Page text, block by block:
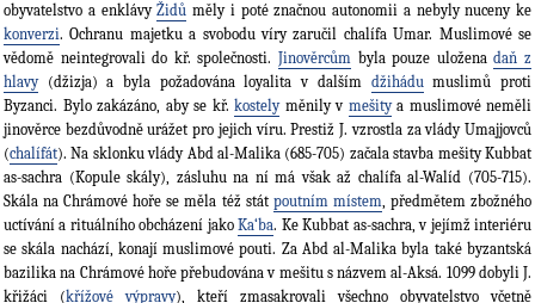
obyvatelstvo a enklávyŽidů měly i poté značnou autonomii a nebyly nuceny ke
konverzi. Ochranu majetku a svobodu víry zaručil chalífa Umar. Muslimové se
vědomě neintegrovali do kř. společnosti. Jinověrcům byla pouze uloženadaň z
hlavy(džizja) a byla požadována loyalita v dalším džihádumuslimů proti
Byzanci. Bylo zakázáno, aby se kř. kostelyměnily v mešitya muslimové neměli
jinověrce bezdůvodně urážet pro jejich víru. Prestiž J. vzrostla za vlády Umajjovců
(chalífát). Na sklonku vlády Abd al-Malika (685-705) začala stavba mešity Kubbat
as-sachra (Kopule skály), zásluhu na ní má však až chalífa al-Walíd (705-715).
Skála na Chrámové hoře se měla též stát poutním místem, předmětem zbožného
uctívání a rituálního obcházení jakoKa‘ba. Ke Kubbat as-sachra, v jejímž interiéru
se skála nachází, konají muslimové pouti. Za Abd al-Malika byla také byzantská
bazilika na Chrámové hoře přebudována v mešitu s názvem al-Aksá. 1099 dobyli J.
křižáci (křížové výpravy), kteří zmasakrovali všechno obyvatelstvo včetně